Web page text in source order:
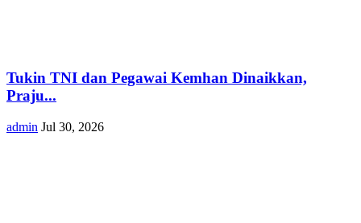
Tukin TNI dan Pegawai Kemhan Dinaikkan,
Praju...
admin Jul 30, 2026